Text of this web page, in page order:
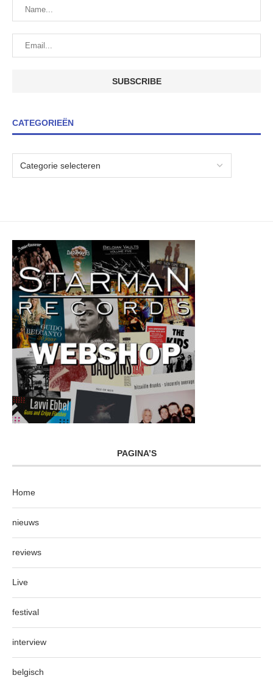
CATEGORIEËN
PAGINA’S
Home
nieuws
reviews
Live
festival
interview
belgisch